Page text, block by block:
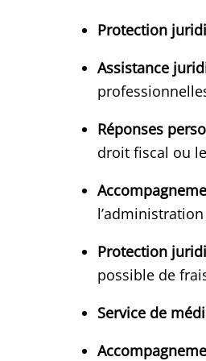
Protection
Assistance
Réponses
droit fiscal ou
Protection
possible de
Service de